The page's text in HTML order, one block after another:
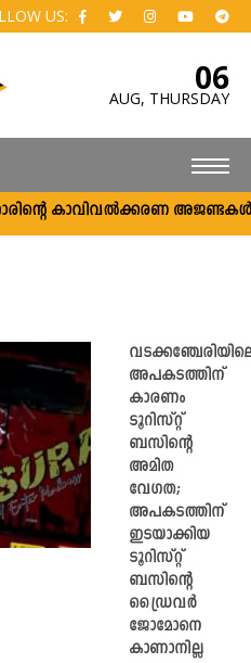
US:
06
AUG, THURSDAY
കാവിവല്‍ക്കരണ
അപകടത്തിന്
കാരണം
ടൂറിസ്റ്റ്
ബസിന്റെ
അമിത
വേഗത;
അപകടത്തിന്
ഇടയാക്കിയ
ടൂറിസ്റ്റ്
ബസിന്റെ
ഡ്രൈവര്‍
ജോമോനെ
കാണാനില്ല